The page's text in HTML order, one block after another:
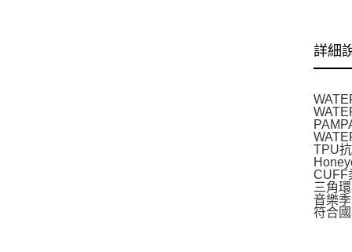
詳細
TPU
CUFF
三角
音樂
符合